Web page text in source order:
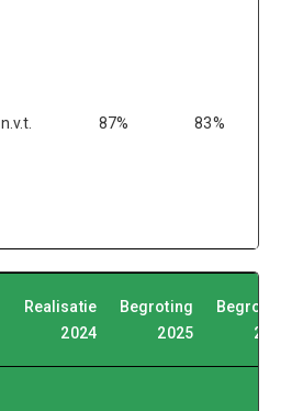
n.v.t. 87% 83%
Realisatie
2024
Begroting
2025
Begroting
2026